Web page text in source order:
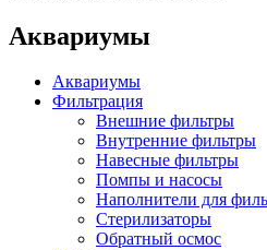
Аквариумы
Аквариумы
Фильтрация
Внешние фильтры
Внутренние фильтры
Навесные фильтры
Помпы и насосы
Наполнители для
Стерилизаторы
Обратный осмос